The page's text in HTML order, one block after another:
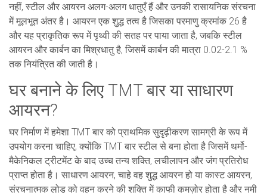
नहीं, स्टील और आयरन अलग-अलग धातुएँ हैं और उनकी रासायनिक संरचना
में मूलभूत अंतर है। आयरन एक शुद्ध तत्व है जिसका परमाणु क्रमांक 26 है
और यह प्राकृतिक रूप में पृथ्वी की सतह पर पाया जाता है, जबकि स्टील
आयरन और कार्बन का मिश्रधातु है, जिसमें कार्बन की मात्रा 0.02-2.1 %
तक नियंत्रित की जाती है।
घर बनाने के लिए TMT बार या साधारण
आयरन?
घर निर्माण में हमेशा TMT बार को प्राथमिक सुदृढ़ीकरण सामग्री के रूप में
उपयोग करना चाहिए, क्योंकि TMT बार स्टील से बना होता है जिसमें थर्मो-
मैकेनिकल ट्रीटमेंट के बाद उच्च तन्य शक्ति, लचीलापन और जंग प्रतिरोध
प्राप्त होता है। साधारण आयरन, चाहे वह शुद्ध आयरन हो या कास्ट आयरन,
संरचनात्मक लोड को वहन करने की शक्ति में काफी कमज़ोर होता है और नमी